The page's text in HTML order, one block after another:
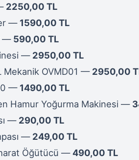
2250,00 TL
— 1590,00 TL
— 590,00 TL
— 2950,00 TL
Mekanik OVMD01 — 2950,00
— 1490,00 TL
Hamur Yoğurma Makinesi —
— 290,00 TL
— 249,00 TL
Öğütücü —490,00 TL